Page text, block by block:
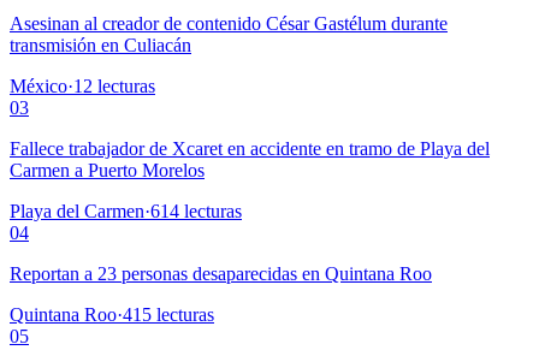
Asesinan al creador de contenido César Gastélum durante
transmisión en Culiacán
México·12 lecturas
03
Fallece trabajador de Xcaret en accidente en tramo de Playa del
Carmen a Puerto Morelos
Playa del Carmen·614 lecturas
04
Reportan a 23 personas desaparecidas en Quintana Roo
Quintana Roo·415 lecturas
05